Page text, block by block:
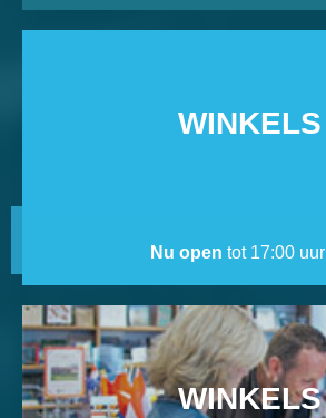
WINKELS
Nu open tot 17:00 uur
WINKELS